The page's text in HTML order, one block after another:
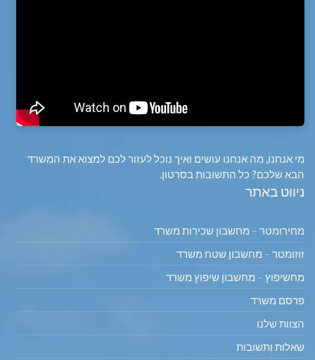
מי אנחנו, מה אנחנו עושים ואיך נוכל לעזור לכם למצוא את המשרד
הבא שלכם? כל התשובות בסרטון.
ניווט באתר
מחירומטר – מחשבון שכירות משרד
זוזומטר – מחשבון שטח משרד
מחשיפוץ – מחשבון שיפוץ משרד
פרסם משרד
הצוות שלנו
שאלות ותשובות